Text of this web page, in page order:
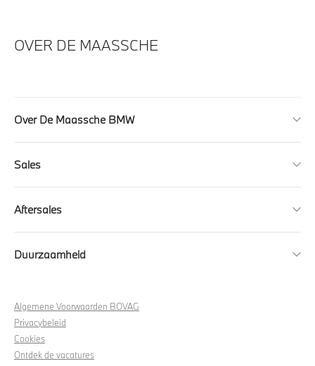
OVER DE MAASSCHE
Over De Maassche BMW
Sales
Aftersales
Duurzaamheid
Algemene Voorwaarden BOVAG
Privacybeleid
Cookies
Ontdek de vacatures